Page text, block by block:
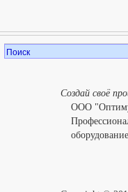
Создай своё
ООО
оборудование